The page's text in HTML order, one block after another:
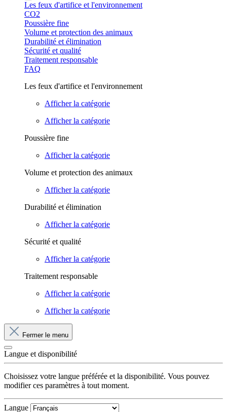
Les feux d'artifice et l'environnement
CO2
Poussière fine
Volume et protection des animaux
Durabilité et élimination
Sécurité et qualité
Traitement responsable
FAQ
Les feux d'artifice et l'environnement
Afficher la catégorie
Afficher la catégorie
Poussière fine
Afficher la catégorie
Volume et protection des animaux
Afficher la catégorie
Durabilité et élimination
Afficher la catégorie
Sécurité et qualité
Afficher la catégorie
Traitement responsable
Afficher la catégorie
Afficher la catégorie
Fermer le menu
Langue et disponibilité
Choisissez votre langue préférée et la disponibilité. Vous pouvez
modifier ces paramètres à tout moment.
Langue